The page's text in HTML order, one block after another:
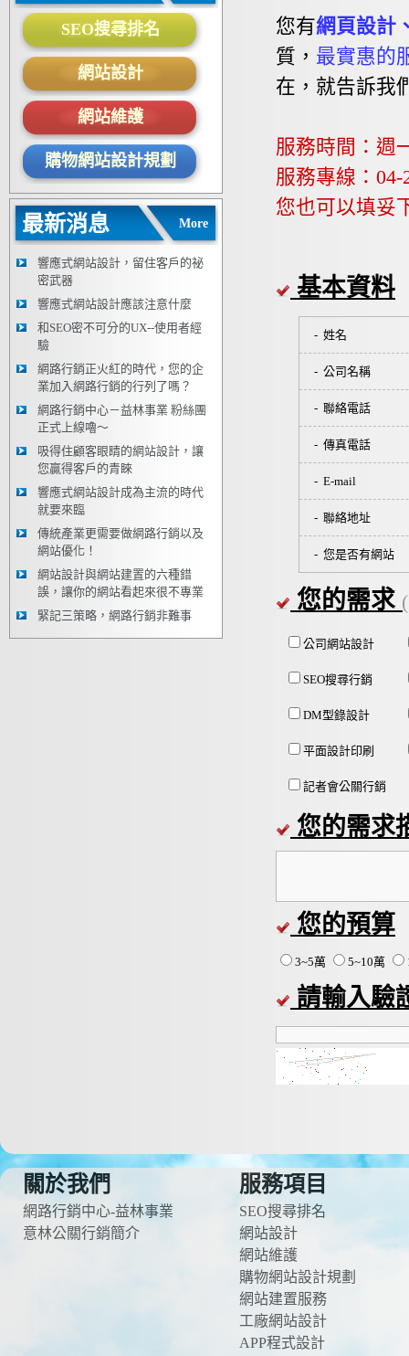
SEO搜尋排名
網站設計
網站維護
購物網站設計規劃
最新消息 More
響應式網站設計，留住客戶的祕
密武器
響應式網站設計應該注意什麼
和SEO密不可分的UX--使用者經
驗
網路行銷正火紅的時代，您的企
業加入網路行銷的行列了嗎？
網路行銷中心－益林事業 粉絲團
正式上線嚕～
吸得住顧客眼睛的網站設計，讓
您贏得客戶的青睞
響應式網站設計成為主流的時代
就要來臨
傳統產業更需要做網路行銷以及
網站優化！
網站設計與網站建置的六種錯
誤，讓你的網站看起來很不專業
緊記三策略，網路行銷非難事
您有網頁設計
質， 最實惠的
在，就告訴我
服務時間：週
服務專線：04-
您也可以填妥
基本資料
- 姓名
- 公司名稱
- 聯絡電話
- 傳真電話
- E-mail
- 聯絡地址
- 您是否有網站
您的需求
公司網站設計
SEO搜尋行銷
DM型錄設計
平面設計印刷
記者會公關行銷
您的需求
您的預算
3~5萬 5~10萬
請輸入驗
關於我們
網路行銷中心-益林事業
意林公關行銷簡介
服務項目
SEO搜尋排名
網站設計
網站維護
購物網站設計規劃
網站建置服務
工廠網站設計
APP程式設計